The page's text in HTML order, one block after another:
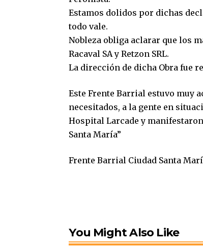
Estamos dolidos por dichas
todo vale.
Nobleza obliga aclarar que los
Racaval SA y Retzon SRL.
La dirección de dicha Obra fue
Este Frente Barrial estuvo muy
necesitados, a la gente en
Hospital Larcade y
Santa María”
Frente Barrial Ciudad Santa
You Might Also Like